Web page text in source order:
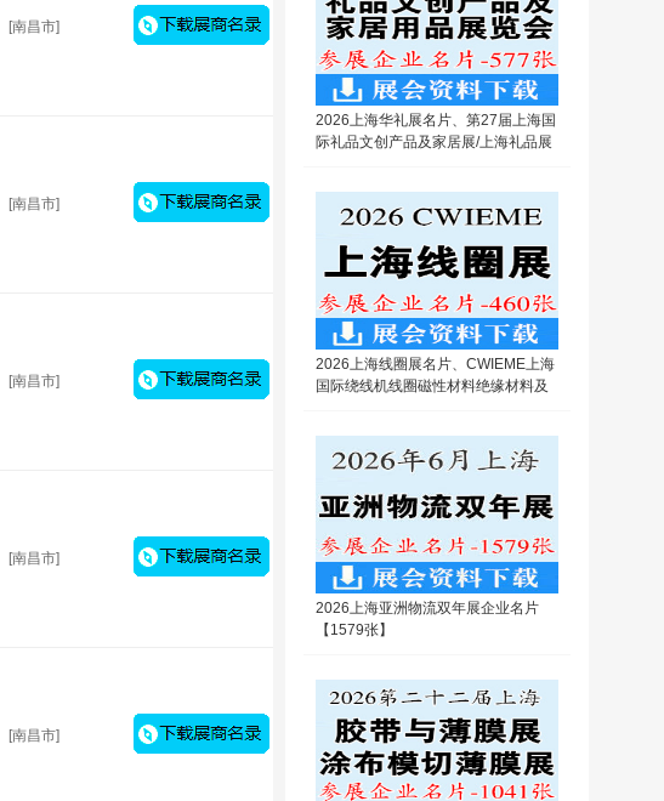
[南昌市]
[南昌市]
[南昌市]
[南昌市]
[南昌市]
2026上海华礼展名片、第27届上海国
际礼品文创产品及家居展/上海礼品展
2026上海线圈展名片、CWIEME上海
国际绕线机线圈磁性材料绝缘材料及
2026上海亚洲物流双年展企业名片
【1579张】